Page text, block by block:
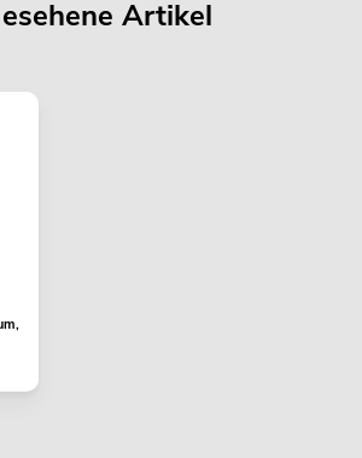
Artikel